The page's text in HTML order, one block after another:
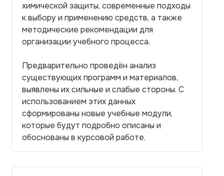
химической защиты, современные подходы
к выбору и применению средств, а также
методические рекомендации для
организации учебного процесса.
Предварительно проведён анализ
существующих программ и материалов,
выявлены их сильные и слабые стороны. С
использованием этих данных
сформированы новые учебные модули,
которые будут подробно описаны и
обоснованы в курсовой работе.